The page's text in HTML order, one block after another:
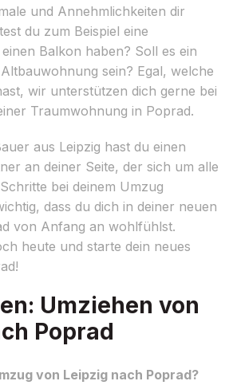
und Annehmlichkeiten dir
du zum Beispiel eine
Balkon haben? Soll es ein
sein? Egal, welche
wir unterstützen dich gerne bei
Traumwohnung in Poprad.
aus Leipzig hast du einen
an deiner Seite, der sich um alle
bei deinem Umzug
dass du dich in deiner neuen
von Anfang an wohlfühlst.
heute und starte dein neues
Umziehen von
Poprad
von Leipzig nach Poprad?